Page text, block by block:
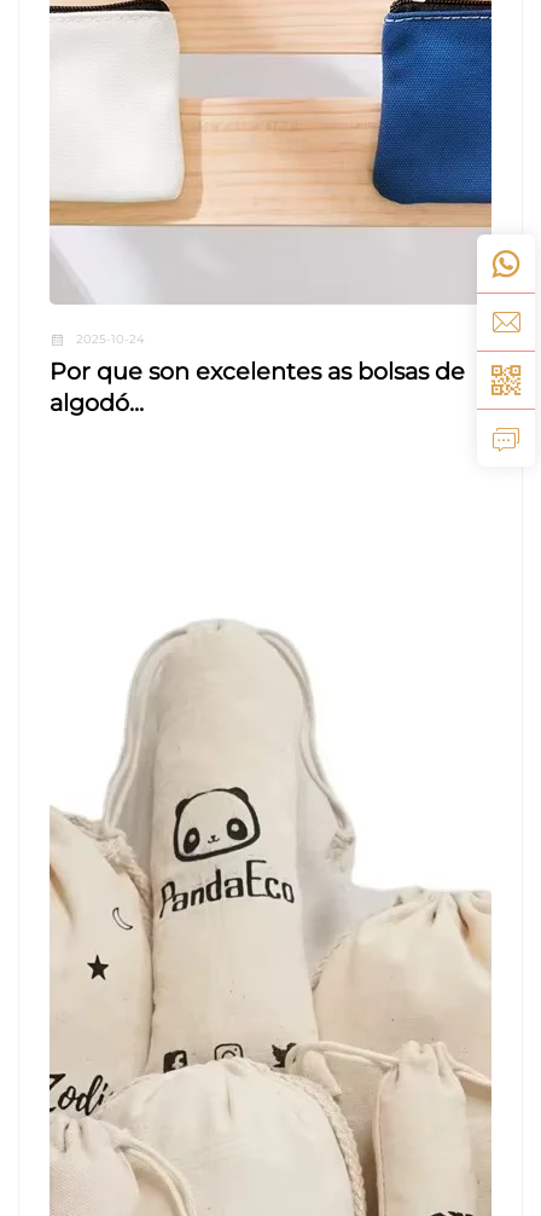
2025-10-24
Por que son excelentes as bolsas de
algodó...